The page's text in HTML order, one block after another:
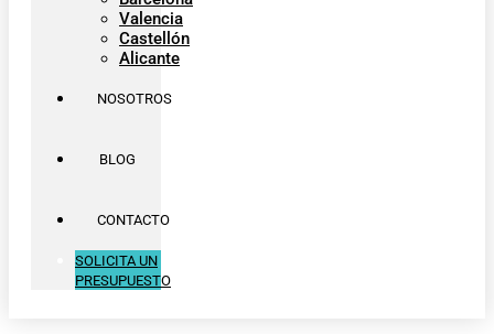
Valencia
Castellón
Alicante
NOSOTROS
BLOG
CONTACTO
SOLICITA UN
PRESUPUESTO